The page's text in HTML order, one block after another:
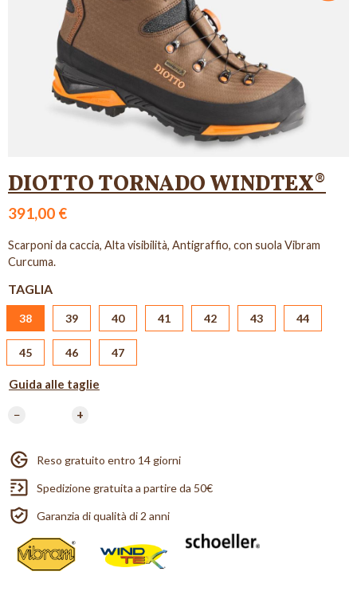
DIOTTO TORNADO WINDTEX®
391,00 €
Scarponi da caccia, Alta visibilità, Antigraffio, con suola Vibram
Curcuma.
TAGLIA
38 39 40 41 42 43 44
45 46 47
Guida alle taglie
− +
Reso gratuito entro 14 giorni
Spedizione gratuita a partire da 50€
Garanzia di qualità di 2 anni